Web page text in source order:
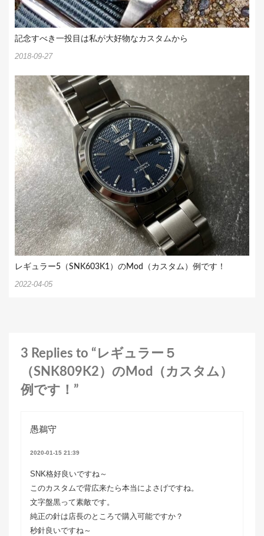
記念すべき一投目は私が大好物なカスタムから
2018-09-27
レギュラー5（SNK603K1）のMod（カスタム）例です！
2022-04-05
3 Replies to “レギュラー５
（SNK809K2）のMod（カスタム）
例です！”
愚鵜守
2020-01-15 21:39
SNK格好良いですね～
このカスタムで背広来たら本当によさげですね。
文字盤黒って素敵です。
純正の針は店長のところで購入可能ですか？
秒針良いですね～